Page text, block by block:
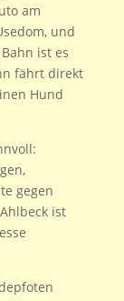
am
und
ist es
fährt direkt
Hund
gegen
ist